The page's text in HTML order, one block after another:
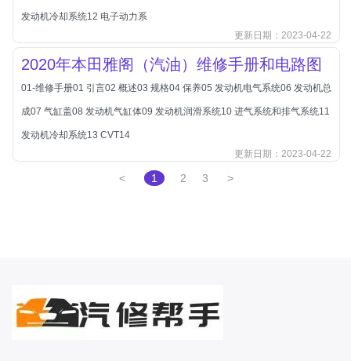
DS
DS-进口
东南
东风富康
东风小康
东风景逸
东风纳米
东风风神
东风风行
发动机冷却系统12 电子动力系
更新日期：2023-04-22
2020年本田雅阁（汽油）维修手册和电路图
01-维修手册01 引言02 概述03 规格04 保养05 发动机电气系统06 发动机总
成07 气缸盖08 发动机气缸体09 发动机润滑系统10 进气系统和排气系统11
发动机冷却系统13 CVT14
更新日期：2023-04-22
< 1 2 3 >